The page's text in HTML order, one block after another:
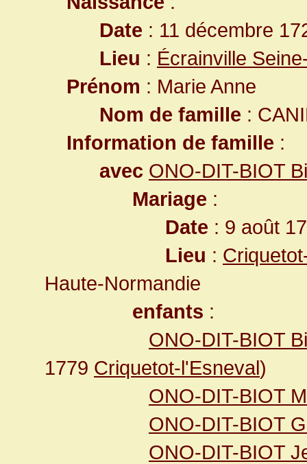
Date : 11 décembre
Lieu : Écrainville
Prénom : Marie Anne
Nom de famille :
Information de famille :
avec ONO-DIT-BIOT
Mariage :
Date : 9 août
Lieu :
Haute-Normandie
enfants :
ONO-DIT-BIOT
1779 Criquetot-l'Esneval)
ONO-DIT-BIOT
ONO-DIT-BIOT
ONO-DIT-BIOT